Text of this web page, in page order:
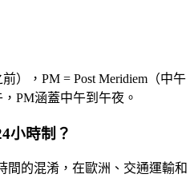
），PM = Post Meridiem（中午
PM涵蓋中午到午夜。
小時制？
間的混淆，在歐洲、交通運輸和